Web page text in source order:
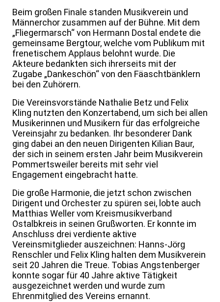
Beim großen Finale standen Musikverein und
Männerchor zusammen auf der Bühne. Mit dem
„Fliegermarsch“ von Hermann Dostal endete die
gemeinsame Bergtour, welche vom Publikum mit
frenetischem Applaus belohnt wurde. Die
Akteure bedankten sich ihrerseits mit der
Zugabe „Dankeschön“ von den Fäaschtbänklern
bei den Zuhörern.
Die Vereinsvorstände Nathalie Betz und Felix
Kling nutzten den Konzertabend, um sich bei allen
Musikerinnen und Musikern für das erfolgreiche
Vereinsjahr zu bedanken. Ihr besonderer Dank
ging dabei an den neuen Dirigenten Kilian Baur,
der sich in seinem ersten Jahr beim Musikverein
Pommertsweiler bereits mit sehr viel
Engagement eingebracht hatte.
Die große Harmonie, die jetzt schon zwischen
Dirigent und Orchester zu spüren sei, lobte auch
Matthias Weller vom Kreismusikverband
Ostalbkreis in seinen Grußworten. Er konnte im
Anschluss drei verdiente aktive
Vereinsmitglieder auszeichnen: Hanns-Jörg
Renschler und Felix Kling halten dem Musikverein
seit 20 Jahren die Treue. Tobias Angstenberger
konnte sogar für 40 Jahre aktive Tätigkeit
ausgezeichnet werden und wurde zum
Ehrenmitglied des Vereins ernannt.